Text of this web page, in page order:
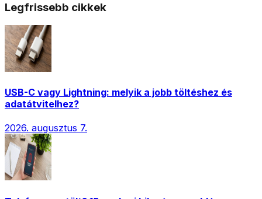
Legfrissebb cikkek
USB-C vagy Lightning: melyik a jobb töltéshez és
adatátvitelhez?
2026. augusztus 7.